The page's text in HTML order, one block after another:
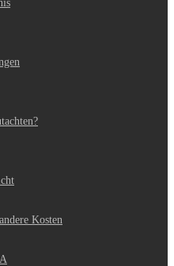
Kosten